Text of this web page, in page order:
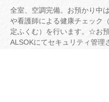
全室、空調完備。お預かり中
や看護師による健康チェック
定ふくむ）を行います。☆お
ALSOKにてセキュリティ管理